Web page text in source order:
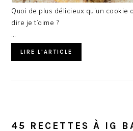
Quoi de plus délicieux qu’un cookie
dire je t’aime ?
LIRE L'ARTICLE
45 RECETTES À IG